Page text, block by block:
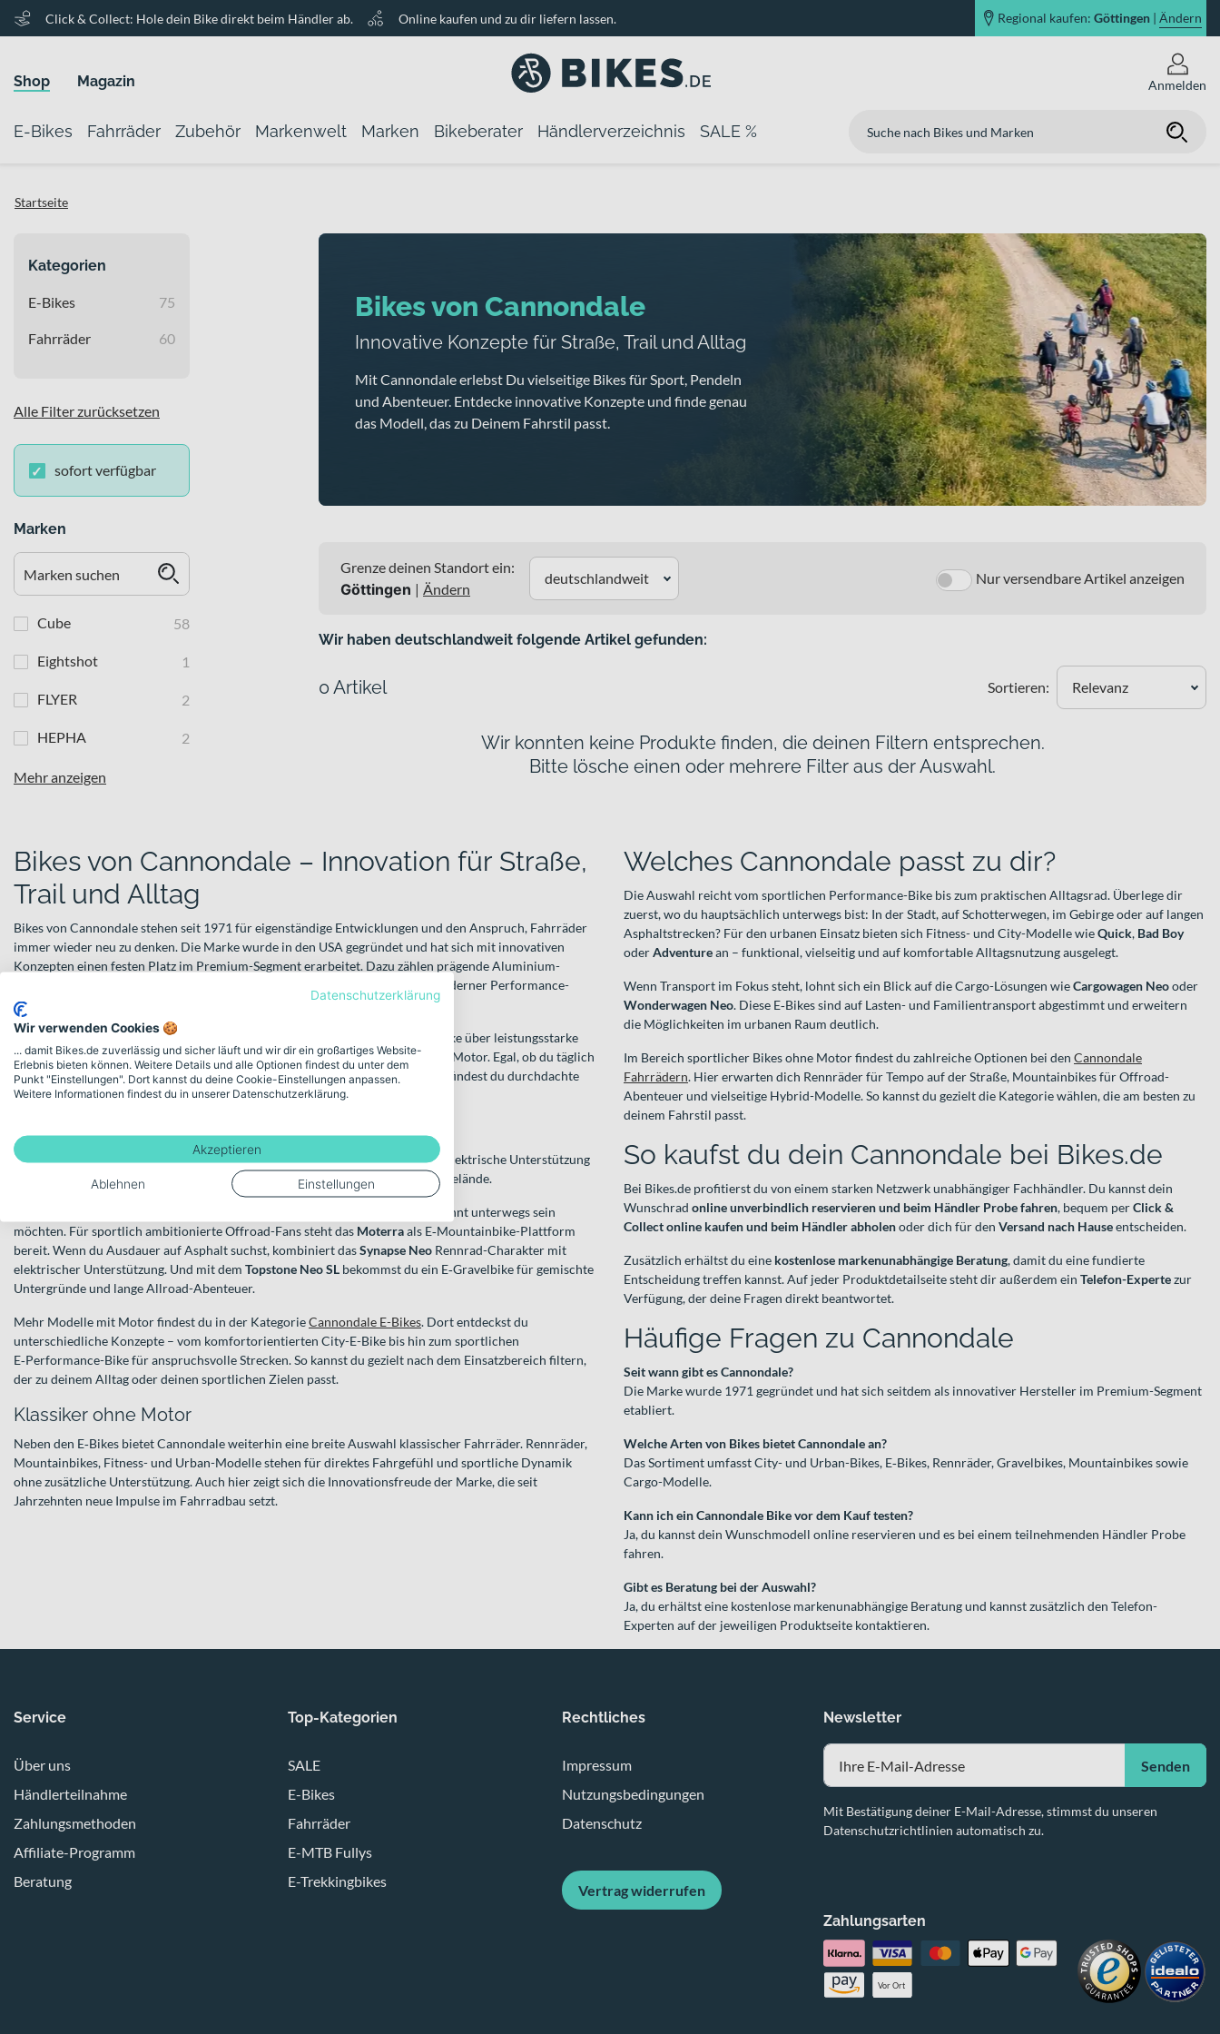
Click & Collect: Hole dein Bike direkt beim Händler ab. Online kaufen und zu dir liefern lassen. Regional kaufen: Göttingen | Ändern
Shop Magazin Anmelden
E-Bikes Fahrräder Zubehör Markenwelt Marken Bikeberater Händlerverzeichnis SALE %
Startseite
Kategorien
E-Bikes 75
Fahrräder 60
Alle Filter zurücksetzen
sofort verfügbar
Marken
Cube 58
Eightshot 1
FLYER 2
HEPHA 2
Mehr anzeigen
Bikes von Cannondale
Innovative Konzepte für Straße, Trail und Alltag
Mit Cannondale erlebst Du vielseitige Bikes für Sport, Pendeln
und Abenteuer. Entdecke innovative Konzepte und finde genau
das Modell, das zu Deinem Fahrstil passt.
Grenze deinen Standort ein:
Göttingen | Ändern
deutschlandweit Nur versendbare Artikel anzeigen
Wir haben deutschlandweit folgende Artikel gefunden:
0 Artikel Sortieren: Relevanz
Wir konnten keine Produkte finden, die deinen Filtern entsprechen.
Bitte lösche einen oder mehrere Filter aus der Auswahl.
Bikes von Cannondale – Innovation für Straße,
Trail und Alltag
Bikes von Cannondale stehen seit 1971 für eigenständige Entwicklungen und den Anspruch, Fahrräder
immer wieder neu zu denken. Die Marke wurde in den USA gegründet und hat sich mit innovativen
Konzepten einen festen Platz im Premium-Segment erarbeitet. Dazu zählen prägende Aluminium-
Rahmenkonzepte ebenso wie die markante Lefty-Einarmgabel, die das Bild moderner Performance-
Bikes mitgestaltet hat.
Heute deckt Cannondale nahezu alle Einsatzbereiche ab: vom urbanen City-Bike über leistungsstarke
E‑Mountainbikes bis hin zu sportlichen Renn- und Gravelbikes – mit und ohne Motor. Egal, ob du täglich
pendelst, lange Touren planst oder anspruchsvolle Trails suchst: Im Sortiment findest du durchdachte
Lösungen für unterschiedlichste Fahrstile.
E‑Mobilität mit System
Ein großer Bestandteil des Portfolios sind die E‑Bikes. Cannondale integriert elektrische Unterstützung
in verschiedene Kategorien und schafft so vielseitige Lösungen für Stadt und Gelände.
richtet sich an alle, die im urbanen Raum komfortabel und entspannt unterwegs sein
möchten. Für sportlich ambitionierte Offroad-Fans steht das Moterraals E‑Mountainbike-Plattform
bereit. Wenn du Ausdauer auf Asphalt suchst, kombiniert dasSynapse Neo Rennrad-Charakter mit
elektrischer Unterstützung. Und mit dem Topstone Neo SL bekommst du ein E‑Gravelbike für gemischte
Untergründe und lange Allroad-Abenteuer.
Mehr Modelle mit Motor findest du in der KategorieCannondale E-Bikes. Dort entdeckst du
unterschiedliche Konzepte – vom komfortorientierten City-E-Bike bis hin zum sportlichen
E‑Performance-Bike für anspruchsvolle Strecken. So kannst du gezielt nach dem Einsatzbereich filtern,
der zu deinem Alltag oder deinen sportlichen Zielen passt.
Klassiker ohne Motor
Neben den E‑Bikes bietet Cannondale weiterhin eine breite Auswahl klassischer Fahrräder. Rennräder,
Mountainbikes, Fitness- und Urban-Modelle stehen für direktes Fahrgefühl und sportliche Dynamik
ohne zusätzliche Unterstützung. Auch hier zeigt sich die Innovationsfreude der Marke, die seit
Jahrzehnten neue Impulse im Fahrradbau setzt.
Welches Cannondale passt zu dir?
Die Auswahl reicht vom sportlichen Performance-Bike bis zum praktischen Alltagsrad. Überlege dir
zuerst, wo du hauptsächlich unterwegs bist: In der Stadt, auf Schotterwegen, im Gebirge oder auf langen
Asphaltstrecken? Für den urbanen Einsatz bieten sich Fitness- und City-Modelle wieQuick, Bad Boy
oderAdventurean – funktional, vielseitig und auf komfortable Alltagsnutzung ausgelegt.
Wenn Transport im Fokus steht, lohnt sich ein Blick auf die Cargo-Lösungen wieCargowagen Neooder
Wonderwagen Neo. Diese E‑Bikes sind auf Lasten- und Familientransport abgestimmt und erweitern
die Möglichkeiten im urbanen Raum deutlich.
Im Bereich sportlicher Bikes ohne Motor findest du zahlreiche Optionen bei den Cannondale
Fahrrädern. Hier erwarten dich Rennräder für Tempo auf der Straße, Mountainbikes für Offroad-
Abenteuer und vielseitige Hybrid-Modelle. So kannst du gezielt die Kategorie wählen, die am besten zu
deinem Fahrstil passt.
So kaufst du dein Cannondale bei Bikes.de
Bei Bikes.de profitierst du von einem starken Netzwerk unabhängiger Fachhändler. Du kannst dein
Wunschrad online unverbindlich reservieren und beim Händler Probe fahren, bequem perClick &
Collect online kaufen und beim Händler abholenoder dich für den Versand nach Hauseentscheiden.
Zusätzlich erhältst du eine kostenlose markenunabhängige Beratung, damit du eine fundierte
Entscheidung treffen kannst. Auf jeder Produktdetailseite steht dir außerdem ein Telefon-Expertezur
Verfügung, der deine Fragen direkt beantwortet.
Häufige Fragen zu Cannondale
Seit wann gibt es Cannondale?
Die Marke wurde 1971 gegründet und hat sich seitdem als innovativer Hersteller im Premium-Segment
etabliert.
Welche Arten von Bikes bietet Cannondale an?
Das Sortiment umfasst City- und Urban-Bikes, E‑Bikes, Rennräder, Gravelbikes, Mountainbikes sowie
Cargo-Modelle.
Kann ich ein Cannondale Bike vor dem Kauf testen?
Ja, du kannst dein Wunschmodell online reservieren und es bei einem teilnehmenden Händler Probe
fahren.
Gibt es Beratung bei der Auswahl?
Ja, du erhältst eine kostenlose markenunabhängige Beratung und kannst zusätzlich den Telefon-
Experten auf der jeweiligen Produktseite kontaktieren.
Service
Über uns
Händlerteilnahme
Zahlungsmethoden
Affiliate-Programm
Beratung
Top-Kategorien
SALE
E-Bikes
Fahrräder
E-MTB Fullys
E-Trekkingbikes
Rechtliches
Impressum
Nutzungsbedingungen
Datenschutz
Vertrag widerrufen
Newsletter
Senden
Mit Bestätigung deiner E-Mail-Adresse, stimmst du unseren
Datenschutzrichtlinien automatisch zu.
Zahlungsarten
Vor Ort
Datenschutzerklärung
Wir verwenden Cookies 🍪
... damit Bikes.de zuverlässig und sicher läuft und wir dir ein großartiges Website-
Erlebnis bieten können. Weitere Details und alle Optionen findest du unter dem
Punkt "Einstellungen". Dort kannst du deine Cookie-Einstellungen anpassen.
Weitere Informationen findest du in unserer Datenschutzerklärung.
Akzeptieren
Ablehnen Einstellungen